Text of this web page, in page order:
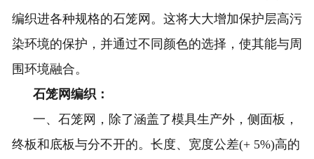
编织进各种规格的石笼网。这将大大增加保护层高污
染环境的保护，并通过不同颜色的选择，使其能与周
围环境融合。
石笼网编织：
一、石笼网，除了涵盖了模具生产外，侧面板，
终板和底板与分不开的。长度、宽度公差(+ 5%)高的